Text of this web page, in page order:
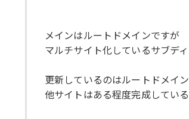
メインはルートドメインですが
マルチサイト化しているサブデ
更新しているのはルートドメイ
他サイトはある程度完成してい